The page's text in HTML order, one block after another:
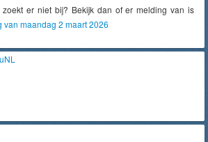
er niet bij? Bekijk dan of er melding van is
van maandag 2 maart 2026